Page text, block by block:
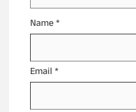
Name*
Email *